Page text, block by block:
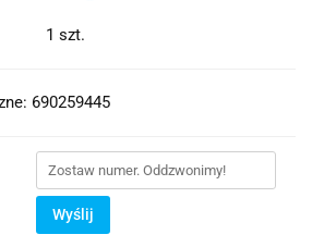
1 szt.
690259445
Wyślij